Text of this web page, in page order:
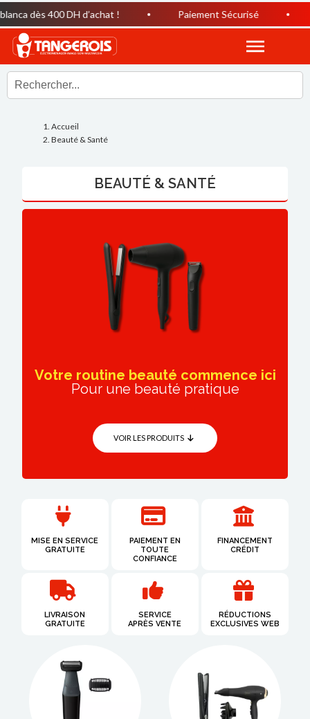
400 DH d’achat ! Paiement Sécurisé
Accueil
Beauté & Santé
BEAUTÉ & SANTÉ
Votre routine beauté commence ici
Pour une beauté pratique
VOIR LES PRODUITS
MISE EN SERVICE
GRATUITE
PAIEMENT EN
TOUTE
CONFIANCE
FINANCEMENT
CRÉDIT
LIVRAISON
GRATUITE​
SERVICE
APRÈS VENTE
RÉDUCTIONS
EXCLUSIVES WEB